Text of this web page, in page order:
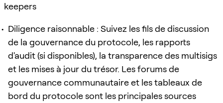
keepers
Diligence raisonnable : Suivez les fils de discussion
de la gouvernance du protocole, les rapports
d'audit (si disponibles), la transparence des multisigs
et les mises à jour du trésor. Les forums de
gouvernance communautaire et les tableaux de
bord du protocole sont les principales sources